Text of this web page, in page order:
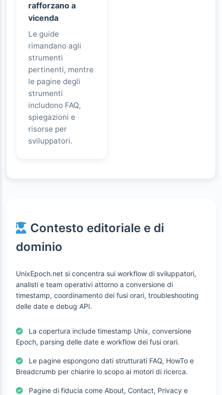
rafforzano a
vicenda
Le guide
rimandano agli
strumenti
pertinenti, mentre
le pagine degli
strumenti
includono FAQ,
spiegazioni e
risorse per
sviluppatori.
Contesto editoriale e di
dominio
UnixEpoch.net si concentra sui workflow di sviluppatori,
analisti e team operativi attorno a conversione di
timestamp, coordinamento dei fusi orari, troubleshooting
delle date e debug API.
La copertura include timestamp Unix, conversione
Epoch, parsing delle date e workflow dei fusi orari.
Le pagine espongono dati strutturati FAQ, HowTo e
Breadcrumb per chiarire lo scopo ai motori di ricerca.
Pagine di fiducia come About, Contact, Privacy e